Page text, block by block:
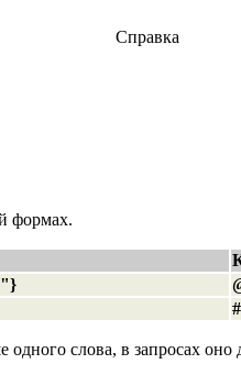
Справка
формах.
"}
#
слова, в запросах